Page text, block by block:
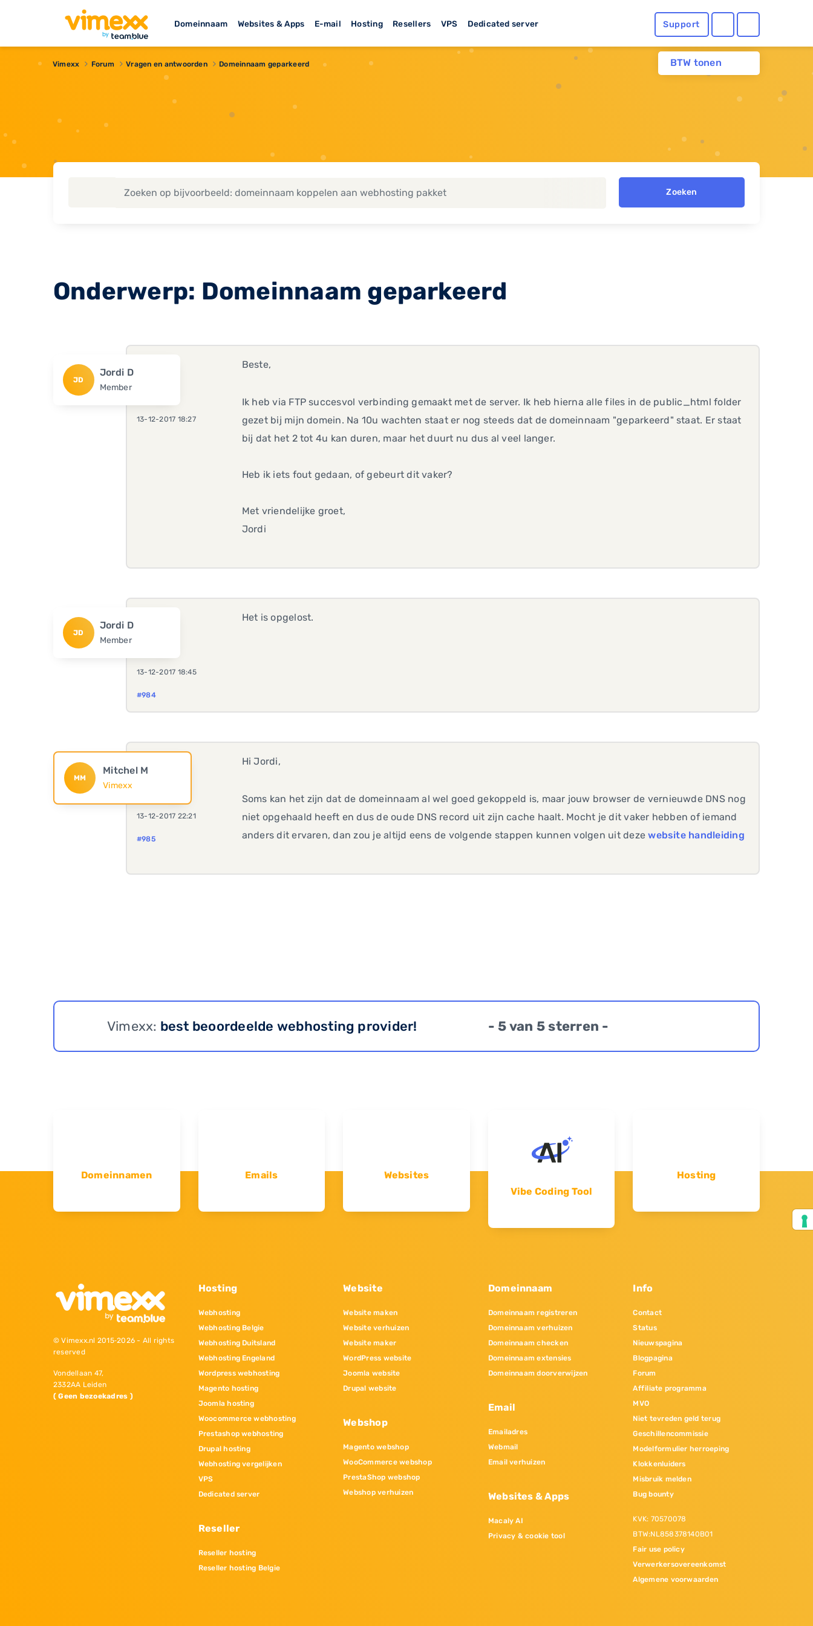
Domeinnaam Websites & Apps E-mail Hosting Resellers VPS Dedicated server Support
BTW tonen
Vimexx Forum Vragen en antwoorden Domeinnaam geparkeerd
Zoeken
Onderwerp: Domeinnaam geparkeerd
JD
Jordi D
Member
13-12-2017 18:27
Beste,
Ik heb via FTP succesvol verbinding gemaakt met de server. Ik heb hierna alle files in de public_html folder
gezet bij mijn domein. Na 10u wachten staat er nog steeds dat de domeinnaam "geparkeerd" staat. Er staat
bij dat het 2 tot 4u kan duren, maar het duurt nu dus al veel langer.
Heb ik iets fout gedaan, of gebeurt dit vaker?
Met vriendelijke groet,
Jordi
JD
Jordi D
Member
13-12-2017 18:45
#984
Het is opgelost.
MM
Mitchel M
Vimexx
13-12-2017 22:21
#985
Hi Jordi,
Soms kan het zijn dat de domeinnaam al wel goed gekoppeld is, maar jouw browser de vernieuwde DNS nog
niet opgehaald heeft en dus de oude DNS record uit zijn cache haalt. Mocht je dit vaker hebben of iemand
anders dit ervaren, dan zou je altijd eens de volgende stappen kunnen volgen uit dezewebsite handleiding
Vimexx: best beoordeelde webhosting provider! - 5 van 5 sterren -
Domeinnamen Emails
Websites
Vibe Coding Tool
Hosting
© Vimexx.nl 2015‐2026 - All rights
reserved
Vondellaan 47,
2332AA Leiden
( Geen bezoekadres )
Hosting
Webhosting
Webhosting Belgie
Webhosting Duitsland
Webhosting Engeland
Wordpress webhosting
Magento hosting
Joomla hosting
Woocommerce webhosting
Prestashop webhosting
Drupal hosting
Webhosting vergelijken
VPS
Dedicated server
Reseller
Reseller hosting
Reseller hosting Belgie
Website
Website maken
Website verhuizen
Website maker
WordPress website
Joomla website
Drupal website
Webshop
Magento webshop
WooCommerce webshop
PrestaShop webshop
Webshop verhuizen
Domeinnaam
Domeinnaam registreren
Domeinnaam verhuizen
Domeinnaam checken
Domeinnaam extensies
Domeinnaam doorverwijzen
Email
Emailadres
Webmail
Email verhuizen
Websites & Apps
Macaly AI
Privacy & cookie tool
Info
Contact
Status
Nieuwspagina
Blogpagina
Forum
Affiliate programma
MVO
Niet tevreden geld terug
Geschillencommissie
Modelformulier herroeping
Klokkenluiders
Misbruik melden
Bug bounty
KVK: 70570078
BTW:NL858378140B01
Fair use policy
Verwerkersovereenkomst
Algemene voorwaarden